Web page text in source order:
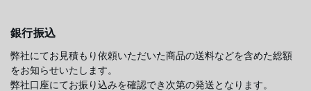
銀行振込
弊社にてお見積もり依頼いただいた商品の送料などを含めた総額
をお知らせいたします。
弊社口座にてお振り込みを確認でき次第の発送となります。